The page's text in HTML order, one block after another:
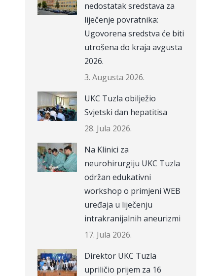
nedostatak sredstava za
liječenje povratnika:
Ugovorena sredstva će biti
utrošena do kraja avgusta
2026.
3. Augusta 2026.
UKC Tuzla obilježio
Svjetski dan hepatitisa
28. Jula 2026.
Na Klinici za
neurohirurgiju UKC Tuzla
održan edukativni
workshop o primjeni WEB
uređaja u liječenju
intrakranijalnih aneurizmi
17. Jula 2026.
Direktor UKC Tuzla
upriličio prijem za 16